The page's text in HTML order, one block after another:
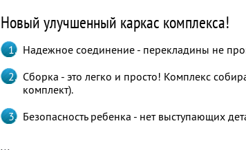
Новый улучшенный каркас комплекса!
Надежное соединение - перекладины не
Сборка - это легко и просто! Комплекс
комплект).
Безопасность ребенка - нет выступающих